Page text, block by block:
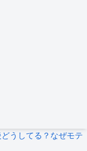
うしてる？なぜモテ